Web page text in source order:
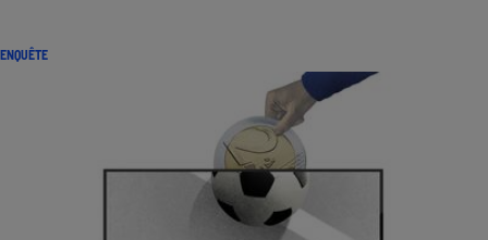
ENQUÊTE